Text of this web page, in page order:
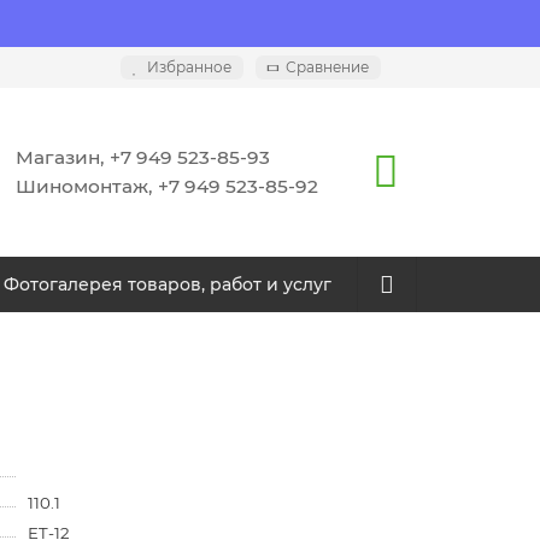
Избранное Сравнение
Магазин, +7 949 523-85-93
Шиномонтаж, +7 949 523-85-92
Фотогалерея товаров, работ и услуг
110.1
ET-12